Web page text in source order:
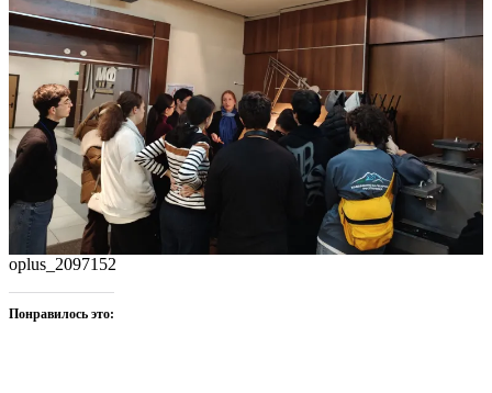
oplus_2097152
Понравилось это: